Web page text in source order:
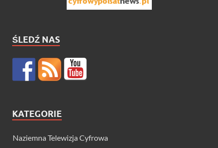
ŚLEDŹ NAS
KATEGORIE
Naziemna Telewizja Cyfrowa